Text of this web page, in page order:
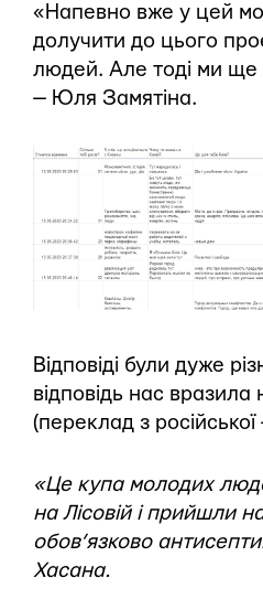
«Напевно вже у цей
долучити до цього
людей. Але тоді ми ще
— Юля Замятіна.
Відповіді були дуже
відповідь нас вразила
(переклад з
«Це купа молодих
на Лісовій і прийшли
обов’язково
Хасана.